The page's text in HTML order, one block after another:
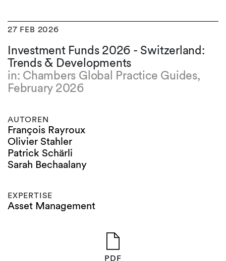
27 FEB 2026
Investment Funds 2026 - Switzerland:
Trends & Developments
in: Chambers Global Practice Guides,
February 2026
AUTOREN
François Rayroux
Olivier Stahler
Patrick Schärli
Sarah Bechaalany
EXPERTISE
Asset Management
PDF